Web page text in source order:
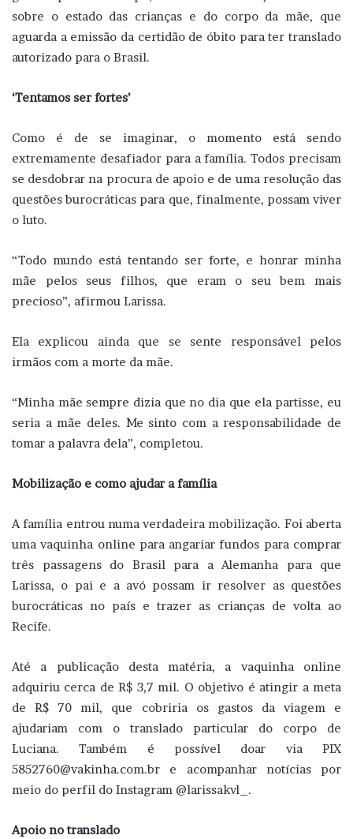
sobre o estado das crianças e do corpo da mãe, que
aguarda a emissão da certidão de óbito para ter translado
autorizado para o Brasil.
‘Tentamos ser fortes’
Como é de se imaginar, o momento está sendo
extremamente desafiador para a família. Todos precisam
se desdobrar na procura de apoio e de uma resolução das
questões burocráticas para que, finalmente, possam viver
o luto.
“Todo mundo está tentando ser forte, e honrar minha
mãe pelos seus filhos, que eram o seu bem mais
precioso”, afirmou Larissa.
Ela explicou ainda que se sente responsável pelos
irmãos com a morte da mãe.
“Minha mãe sempre dizia que no dia que ela partisse, eu
seria a mãe deles. Me sinto com a responsabilidade de
tomar a palavra dela”, completou.
Mobilização e como ajudar a família
A família entrou numa verdadeira mobilização. Foi aberta
uma vaquinha online para angariar fundos para comprar
três passagens do Brasil para a Alemanha para que
Larissa, o pai e a avó possam ir resolver as questões
burocráticas no país e trazer as crianças de volta ao
Recife.
Até a publicação desta matéria, a vaquinha online
adquiriu cerca de R$ 3,7 mil. O objetivo é atingir a meta
de R$ 70 mil, que cobriria os gastos da viagem e
ajudariam com o translado particular do corpo de
Luciana. Também é possível doar via PIX
5852760@vakinha.com.br e acompanhar notícias por
meio do perfil do Instagram @larissakvl_.
Apoio no translado